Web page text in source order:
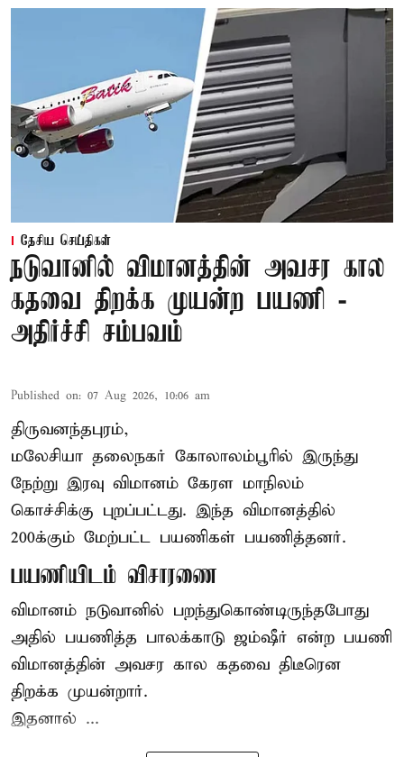
தேசிய செய்திகள்
நடுவானில் விமானத்தின் அவசர கால
கதவை திறக்க முயன்ற பயணி -
அதிர்ச்சி சம்பவம்
Published on: 07 Aug 2026, 10:06 am
திருவனந்தபுரம்,
மலேசியா தலைநகர் கோலாலம்பூரில் இருந்து
நேற்று இரவு விமானம் கேரள மாநிலம்
கொச்சிக்கு புறப்பட்டது. இந்த விமானத்தில்
200க்கும் மேற்பட்ட பயணிகள் பயணித்தனர்.
பயணியிடம் விசாரணை
விமானம் நடுவானில் பறந்துகொண்டிருந்தபோது
அதில் பயணித்த பாலக்காடு ஜம்ஷீர் என்ற பயணி
விமானத்தின் அவசர கால கதவை திடீரென
திறக்க முயன்றார்.
இதனால் ...